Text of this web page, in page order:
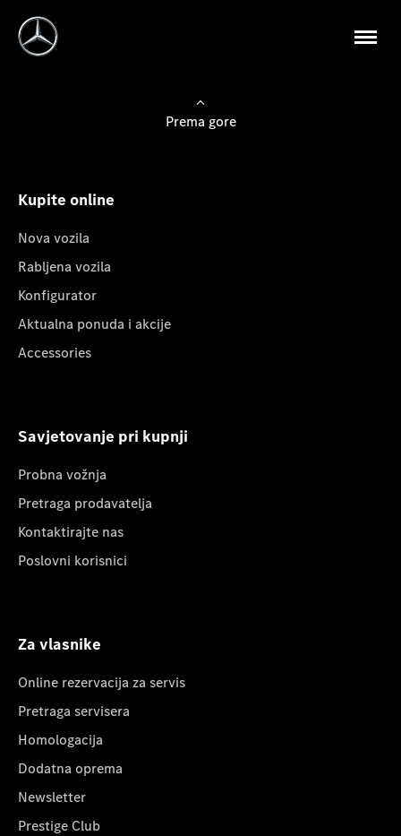
Prema gore
Kupite online
Nova vozila
Rabljena vozila
Konfigurator
Aktualna ponuda i akcije
Accessories
Savjetovanje pri kupnji
Probna vožnja
Pretraga prodavatelja
Kontaktirajte nas
Poslovni korisnici
Za vlasnike
Online rezervacija za servis
Pretraga servisera
Homologacija
Dodatna oprema
Newsletter
Prestige Club